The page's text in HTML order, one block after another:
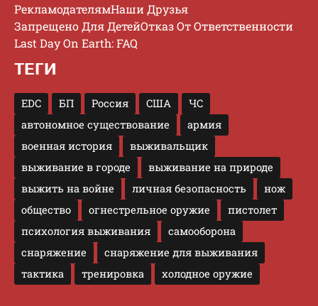
РекламодателямНаши Друзья
Запрещено Для ДетейОтказ От Ответственности
Last Day On Earth: FAQ
ТЕГИ
EDC БП Россия США
ЧС
автономное существование
армия
военная история
выживальщик
выживание в городе
выживание на природе
выжить на войне
личная безопасность
нож
общество
огнестрельное оружие
пистолет
психология выживания
самооборона
снаряжение
снаряжение для выживания
тактика
тренировка холодное оружие